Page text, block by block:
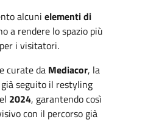
alcuni elementi di
a rendere lo spazio più
i visitatori.
curate da Mediacor, la
seguito il restyling
2024, garantendo così
con il percorso già